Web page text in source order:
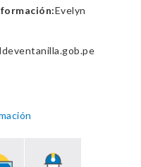
Evelyn